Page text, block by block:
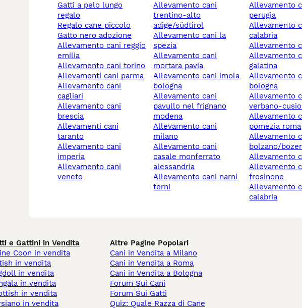
gatti a pelo lungo
regalo
regalo cane piccolo
gatto nero adozione
allevamento cani reggio
emilia
allevamento cani torino
allevamenti cani parma
allevamento cani
cagliari
allevamento cani
brescia
allevamenti cani
taranto
allevamento cani
imperia
allevamento cani
veneto
allevamento cani
trentino-alto
adige/südtirol
allevamento cani la
spezia
allevamento cani
mortara pavia
allevamento cani imola
bologna
allevamento cani
pavullo nel frignano
modena
allevamento cani
milano
allevamento cani
casale monferrato
alessandria
allevamento cani narni
terni
allevamento cani
perugia
allevamento cani
calabria
allevamento
allevamento cani
galatina
allevamento cani
bologna
allevamento cani
verbano-
allevamento cani
pomezia roma
allevamento cani
bolzano/
allevamento
allevamento cani
frosinone
allevamento cani reggio
calabria
e Gattini in Vendita
Coon in vendita
in vendita
in vendita
in vendita
in vendita
in vendita
Altre Pagine Popolari
Cani in Vendita a Milano
Cani in Vendita a Roma
Cani in Vendita a Bologna
Forum Sui Cani
Forum Sui Gatti
Quiz: Quale Razza di Cane